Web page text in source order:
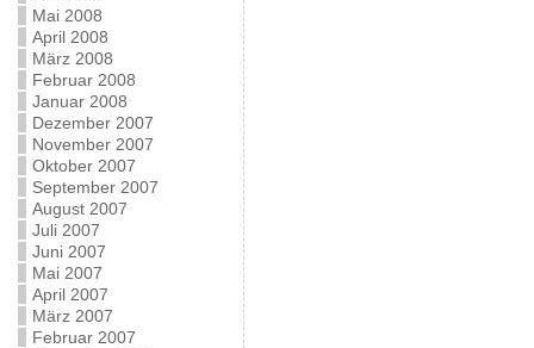
Mai 2008
April 2008
März 2008
Februar 2008
Januar 2008
Dezember 2007
November 2007
Oktober 2007
September 2007
August 2007
Juli 2007
Juni 2007
Mai 2007
April 2007
März 2007
Februar 2007